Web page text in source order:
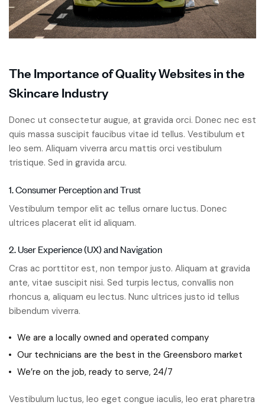
The Importance of Quality Websites in the
Skincare Industry
Donec ut consectetur augue, at gravida orci. Donec nec est
quis massa suscipit faucibus vitae id tellus. Vestibulum et
leo sem. Aliquam viverra arcu mattis orci vestibulum
tristique. Sed in gravida arcu.
1. Consumer Perception and Trust
Vestibulum tempor elit ac tellus ornare luctus. Donec
ultrices placerat elit id aliquam.
2. User Experience (UX) and Navigation
Cras ac porttitor est, non tempor justo. Aliquam at gravida
ante, vitae suscipit nisi. Sed turpis lectus, convallis non
rhoncus a, aliquam eu lectus. Nunc ultrices justo id tellus
bibendum viverra.
We are a locally owned and operated company
Our technicians are the best in the Greensboro market
We’re on the job, ready to serve, 24/7
Vestibulum luctus, leo eget congue iaculis, leo erat pharetra